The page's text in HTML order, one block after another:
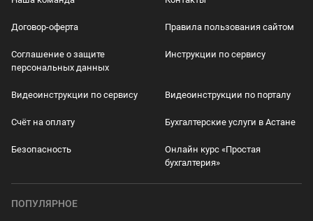
Договор-оферта Правила пользования сайтом
Соглашение о защите
персональных данных
Инструкции по сервису
Видеоинструкции по сервису Видеоинструкции по порталу
Счёт на оплату Бухгалтерские услуги в Астане
Безопасность
Онлайн курс «Простая
бухгалтерия»
ПОПУЛЯРНОЕ